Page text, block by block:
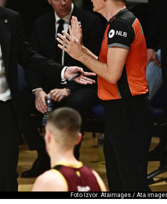
Foto Izvor: Ataimages / Ata